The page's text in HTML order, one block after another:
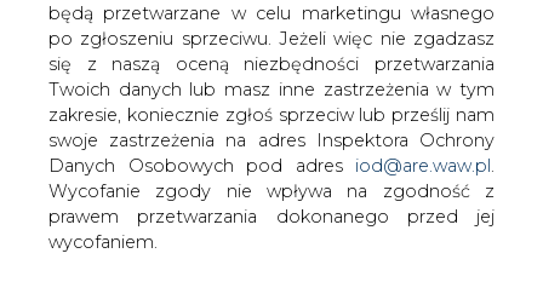
będą przetwarzane w celu marketingu własnego
po zgłoszeniu sprzeciwu. Jeżeli więc nie zgadzasz
się z naszą oceną niezbędności przetwarzania
Twoich danych lub masz inne zastrzeżenia w tym
zakresie, koniecznie zgłoś sprzeciw lub prześlij nam
swoje zastrzeżenia na adres Inspektora Ochrony
Danych Osobowych pod adres iod@are.waw.pl
Wycofanie zgody nie wpływa na zgodność z
prawem przetwarzania dokonanego przed jej
wycofaniem.
Prez. P. Kukurba: Uważam, że jest kilka energetyk w
Europie, które są bardzo dobrymi i silnymi grupami. Jest
to m. in. E.ON, RWE, Vattenfal, Tractebel. Są to firmy,
które naprawdę dobrze funkcjonują i myślę, że warto
robić z nimi wspólne interesy.
CIRE: Jeżeli spojrzeć na cele, jakie stawiają sobie te firmy
w stosunku do rynku polskiego, to większość z nich dąży
do konsolidacji pionowej czyli pozyskania firm zarówno z
podsektora dystrybucji jak i wytwarzania. Co Pan o tym